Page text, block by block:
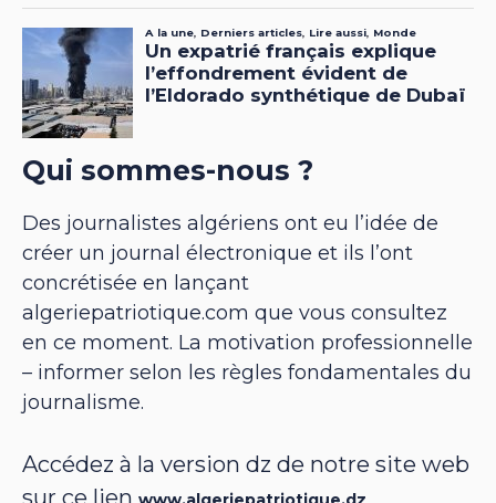
Qui sommes-nous ?
Des journalistes algériens ont eu l’idée de
créer un journal électronique et ils l’ont
concrétisée en lançant
algeriepatriotique.com que vous consultez
en ce moment. La motivation professionnelle
– informer selon les règles fondamentales du
journalisme.
Accédez à la version dz de notre site web
sur ce lien